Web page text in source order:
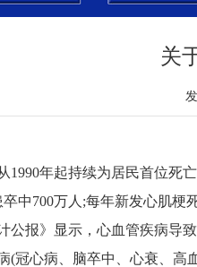
关
1990年起持续为居民首位死
中700万人;每年新发心肌梗
公报》显示，心血管疾病导
(冠心病、脑卒中、心衰、高